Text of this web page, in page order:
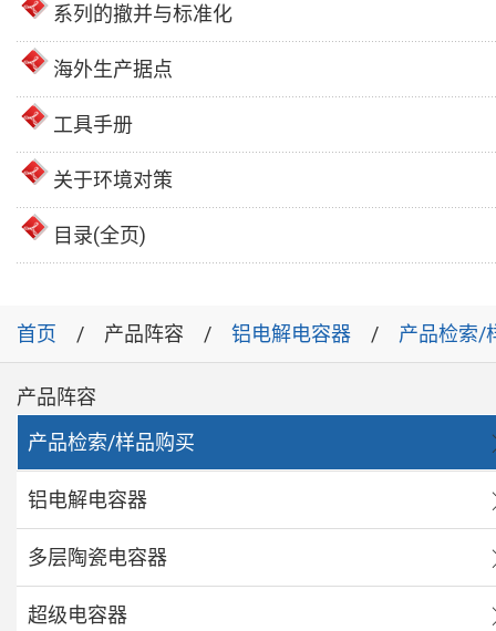
系列的撤并与标准化
海外生产据点
工具手册
关于环境对策
目录(全页)
首页 产品阵容 铝电解电容器 产品检索/
产品阵容
产品检索/样品购买
铝电解电容器
多层陶瓷电容器
超级电容器